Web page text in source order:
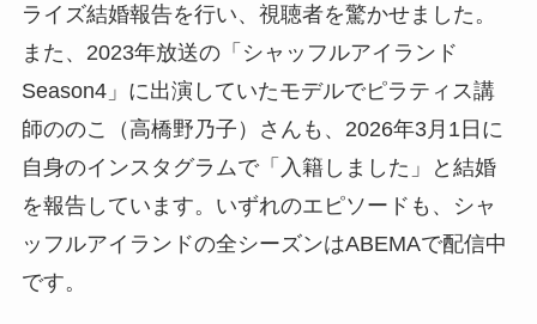
ライズ結婚報告を行い、視聴者を驚かせました。
また、2023年放送の「シャッフルアイランド
Season4」に出演していたモデルでピラティス講
師ののこ（高橋野乃子）さんも、2026年3月1日に
自身のインスタグラムで「入籍しました」と結婚
を報告しています。いずれのエピソードも、シャ
ッフルアイランドの全シーズンはABEMAで配信中
です。